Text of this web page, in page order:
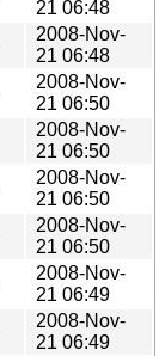
21 06:48
2008-Nov-
21 06:48
2008-Nov-
21 06:50
2008-Nov-
21 06:50
2008-Nov-
21 06:50
2008-Nov-
21 06:50
2008-Nov-
21 06:49
2008-Nov-
21 06:49